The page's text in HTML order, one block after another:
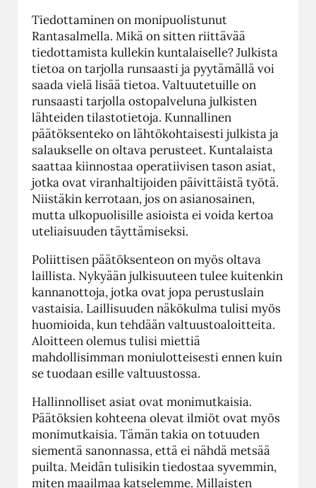
Tiedottaminen on monipuolistunut
Rantasalmella. Mikä on sitten riittävää
tiedottamista kullekin kuntalaiselle? Julkista
tietoa on tarjolla runsaasti ja pyytämällä voi
saada vielä lisää tietoa. Valtuutetuille on
runsaasti tarjolla ostopalveluna julkisten
lähteiden tilastotietoja. Kunnallinen
päätöksenteko on lähtökohtaisesti julkista ja
salaukselle on oltava perusteet. Kuntalaista
saattaa kiinnostaa operatiivisen tason asiat,
jotka ovat viranhaltijoiden päivittäistä työtä.
Niistäkin kerrotaan, jos on asianosainen,
mutta ulkopuolisille asioista ei voida kertoa
uteliaisuuden täyttämiseksi.
Poliittisen päätöksenteon on myös oltava
laillista. Nykyään julkisuuteen tulee kuitenkin
kannanottoja, jotka ovat jopa perustuslain
vastaisia. Laillisuuden näkökulma tulisi myös
huomioida, kun tehdään valtuustoaloitteita.
Aloitteen olemus tulisi miettiä
mahdollisimman moniulotteisesti ennen kuin
se tuodaan esille valtuustossa.
Hallinnolliset asiat ovat monimutkaisia.
Päätöksien kohteena olevat ilmiöt ovat myös
monimutkaisia. Tämän takia on totuuden
siementä sanonnassa, että ei nähdä metsää
puilta. Meidän tulisikin tiedostaa syvemmin,
miten maailmaa katselemme. Millaisten